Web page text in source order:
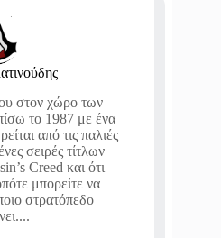
στον χώρο των
το 1987 με ένα
από τις παλιές
σειρές τίτλων
Creed και ότι
μπορείτε να
στρατόπεδο